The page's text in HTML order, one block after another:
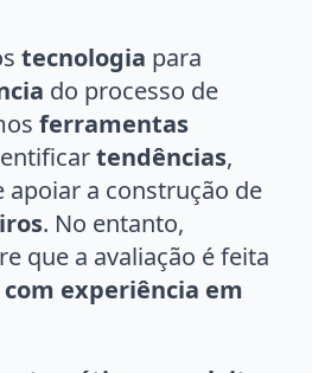
tecnologia para
do processo de
ferramentas
tendências,
apoiar a construção de
. No entanto,
que a avaliação é feita
experiência em